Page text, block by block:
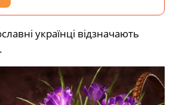
українці відзначають